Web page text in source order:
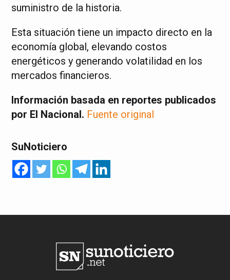
suministro de la historia.
Esta situación tiene un impacto directo en la
economía global, elevando costos
energéticos y generando volatilidad en los
mercados financieros.
Información basada en reportes publicados
por El Nacional. Fuente original
SuNoticiero